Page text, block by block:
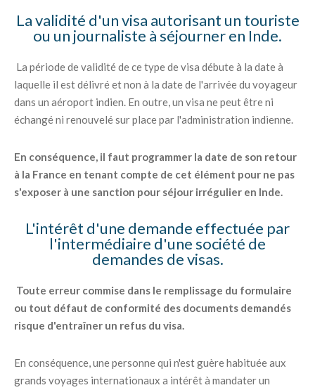
La validité d'un visa autorisant un touriste
ou un journaliste à séjourner en Inde.
La période de validité de ce type de visa débute à la date à
laquelle il est délivré et non à la date de l'arrivée du voyageur
dans un aéroport indien. En outre, un visa ne peut être ni
échangé ni renouvelé sur place par l'administration indienne.
En conséquence, il faut programmer la date de son retour
à la France en tenant compte de cet élément pour ne pas
s'exposer à une sanction pour séjour irrégulier en Inde.
L'intérêt d'une demande effectuée par
l'intermédiaire d'une société de
demandes de visas.
Toute erreur commise dans le remplissage du formulaire
ou tout défaut de conformité des documents demandés
risque d'entraîner un refus du visa.
En conséquence, une personne qui n'est guère habituée aux
grands voyages internationaux a intérêt à mandater un